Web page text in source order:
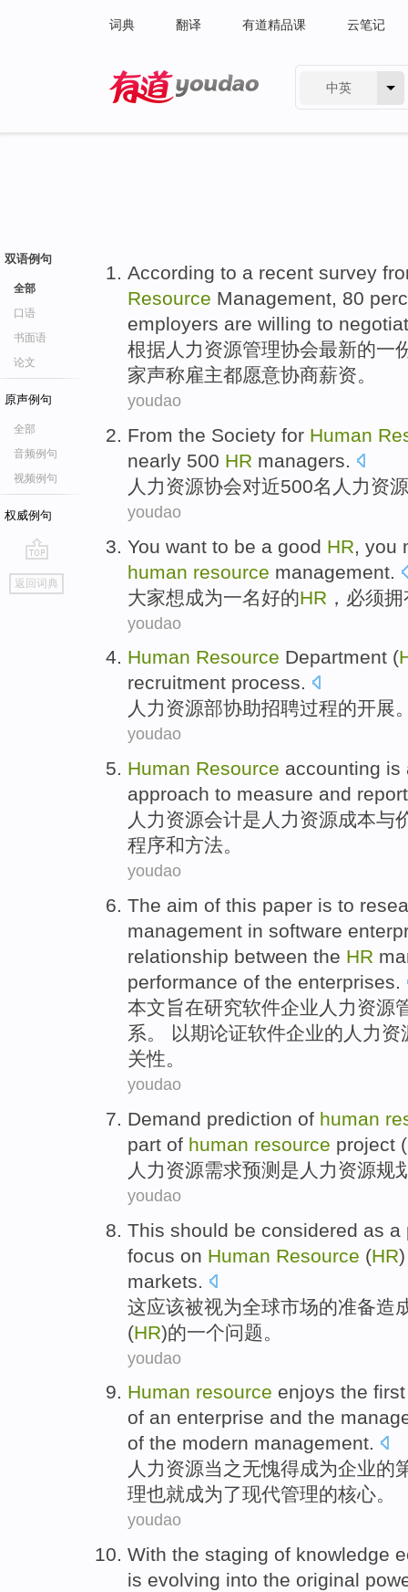
词典 翻译 有道精品课 云笔记
中英
双语例句
全部
口语
书面语
论文
原声例句
全部
音频例句
视频例句
权威例句
go
top
返回词典
According to a recent survey
Resource Management, 80
employers are willing to
根据人力资源管理协会最新的一
家声称雇主都愿意协商薪资。
youdao
From the Society for Human
nearly 500 HR managers.
人力资源协会对近500名 人力资源
youdao
You want to be a good HR you
human resource management
大家想成为一名好的HR ， 必须拥
youdao
Human Resource Department (
recruitment process.
人力资源部协助招聘过程的开展
youdao
Human Resource accounting is
approach to measure and report
人力资源会计是 人力资源成本与
程序和方法。
youdao
The aim of this paper is to
management in software
relationship between the HR
performance of the enterprises.
本文旨在研究软件企业 人力资源
系。 以期论证软件企业的 人力资
关性。
youdao
Demand prediction of human
part of human resource project
人力资源需求预测 是 人力资源规
youdao
This should be considered as a
focus on Human Resource (HR
markets
这应该被视为全球市场的准备造
(HR)的一个问题 。
youdao
Human resource enjoys the first
of an enterprise and the
of the modern management.
人力资源当之无愧得成为企业的
理也就成为了现代管理的核心。
youdao
With the staging of knowledge
is evolving into the original